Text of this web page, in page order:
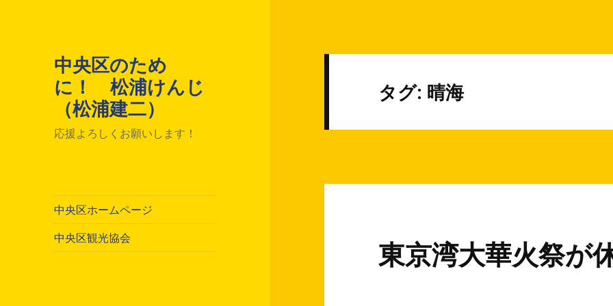
中央区のため
に！ 松浦けんじ
（松浦建二）
応援よろしくお願いします！
中央区ホームページ
中央区観光協会
タグ: 晴海
東京湾大華火祭が